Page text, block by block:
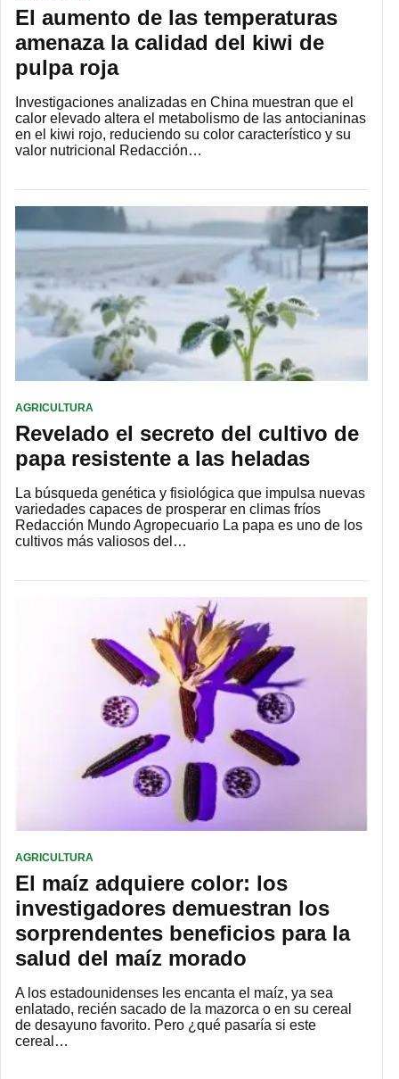
El aumento de las temperaturas
amenaza la calidad del kiwi de
pulpa roja
Investigaciones analizadas en China muestran que el
calor elevado altera el metabolismo de las antocianinas
en el kiwi rojo, reduciendo su color característico y su
valor nutricional Redacción…
AGRICULTURA
Revelado el secreto del cultivo de
papa resistente a las heladas
La búsqueda genética y fisiológica que impulsa nuevas
variedades capaces de prosperar en climas fríos
Redacción Mundo Agropecuario La papa es uno de los
cultivos más valiosos del…
AGRICULTURA
El maíz adquiere color: los
investigadores demuestran los
sorprendentes beneficios para la
salud del maíz morado
A los estadounidenses les encanta el maíz, ya sea
enlatado, recién sacado de la mazorca o en su cereal
de desayuno favorito. Pero ¿qué pasaría si este
cereal…